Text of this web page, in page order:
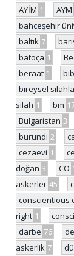
AYİM 1 AYM
bahçeşehir
baltık 7
batoça 1
beraat 1
bireysel
silah 1 bm
Bulgaristan 3
burundi 2
cezaevi 1
doğan 3 CO
askerler 45
conscientious
right 1
darbe 76
askerlik 7